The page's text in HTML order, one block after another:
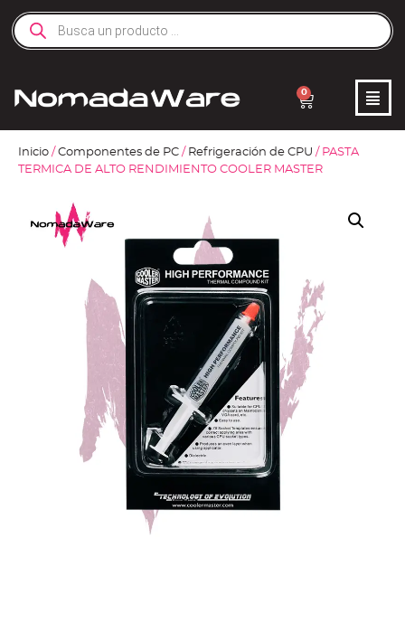
0
Inicio / Componentes de PC / Refrigeración de CPU / PASTA
TERMICA DE ALTO RENDIMIENTO COOLER MASTER